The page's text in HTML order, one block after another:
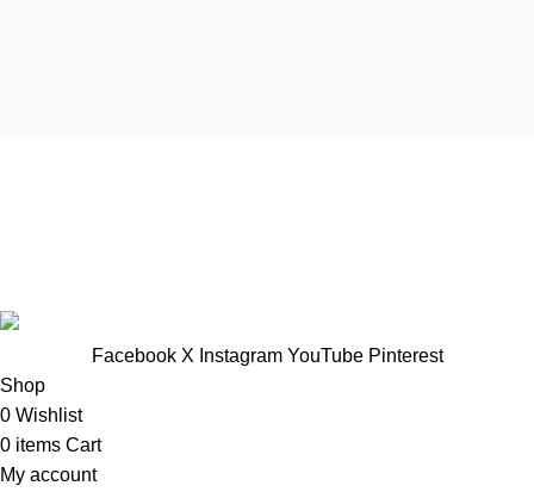
Facebook X Instagram YouTube Pinterest
Shop
0 Wishlist
0 items Cart
My account